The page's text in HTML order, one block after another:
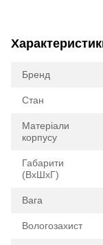
Бренд
Стан
Матеріали
корпусу
Габарити
(ВхШхГ)
Вага
Вологозахист